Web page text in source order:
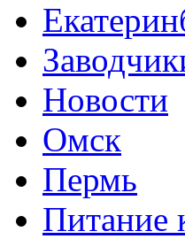
Новости
Омск
Пермь
Питание